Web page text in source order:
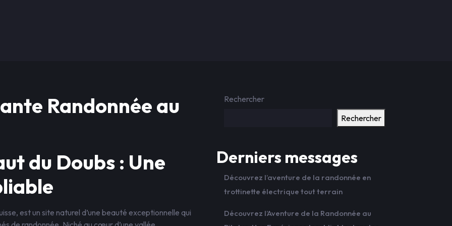
Randonnée au
du Doubs : Une
est un site naturel d’une beauté exceptionnelle qui
Rechercher
Rechercher
Derniers messages
Découvrez l’aventure de la randonnée en
trottinette électrique tout terrain
Découvrez l’Aventure de la Randonnée au